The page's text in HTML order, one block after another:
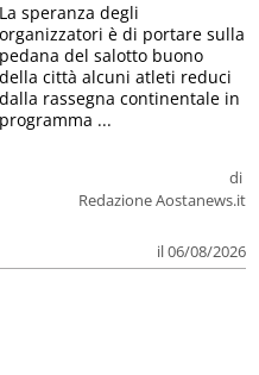
di
Redazione Aostanews.it
il 06/08/2026
La speranza degli
organizzatori è di portare sulla
pedana del salotto buono
della città alcuni atleti reduci
dalla rassegna continentale in
programma ...